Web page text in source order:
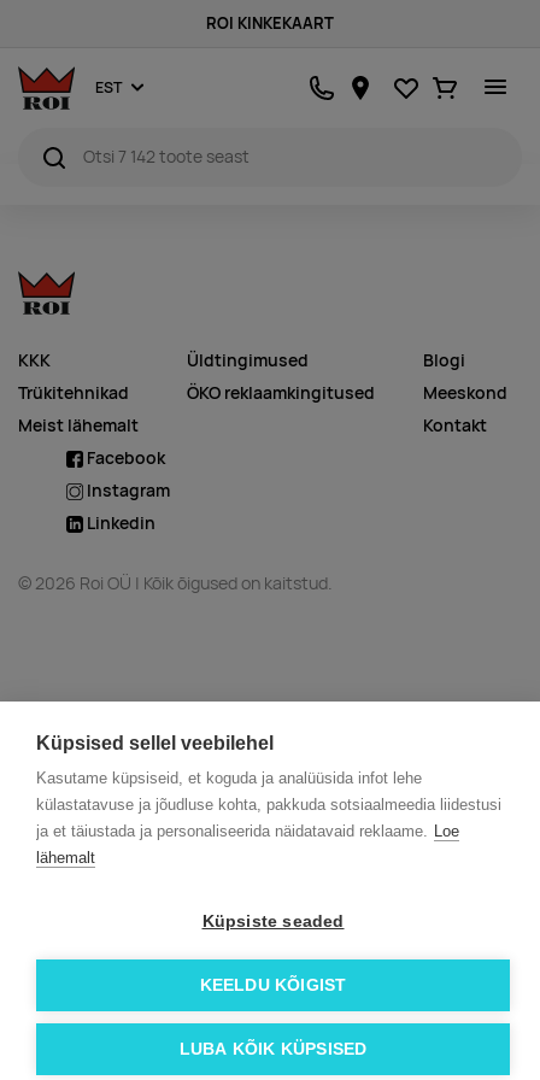
Küpsised sellel veebilehel
Kasutame küpsiseid, et koguda ja analüüsida infot lehe
külastatavuse ja jõudluse kohta, pakkuda sotsiaalmeedia liidestusi
ja et täiustada ja personaliseerida näidatavaid reklaame. Loe
lähemalt
Küpsiste seaded
KEELDU KÕIGIST
LUBA KÕIK KÜPSISED
ROI KINKEKAART
EST Lemmikud
Ostukorv
KKK
Trükitehnikad
Meist lähemalt
Üldtingimused
ÖKO reklaamkingitused
Blogi
Meeskond
Kontakt
Facebook
Instagram
Linkedin
© 2026 Roi OÜ | Kõik õigused on kaitstud.